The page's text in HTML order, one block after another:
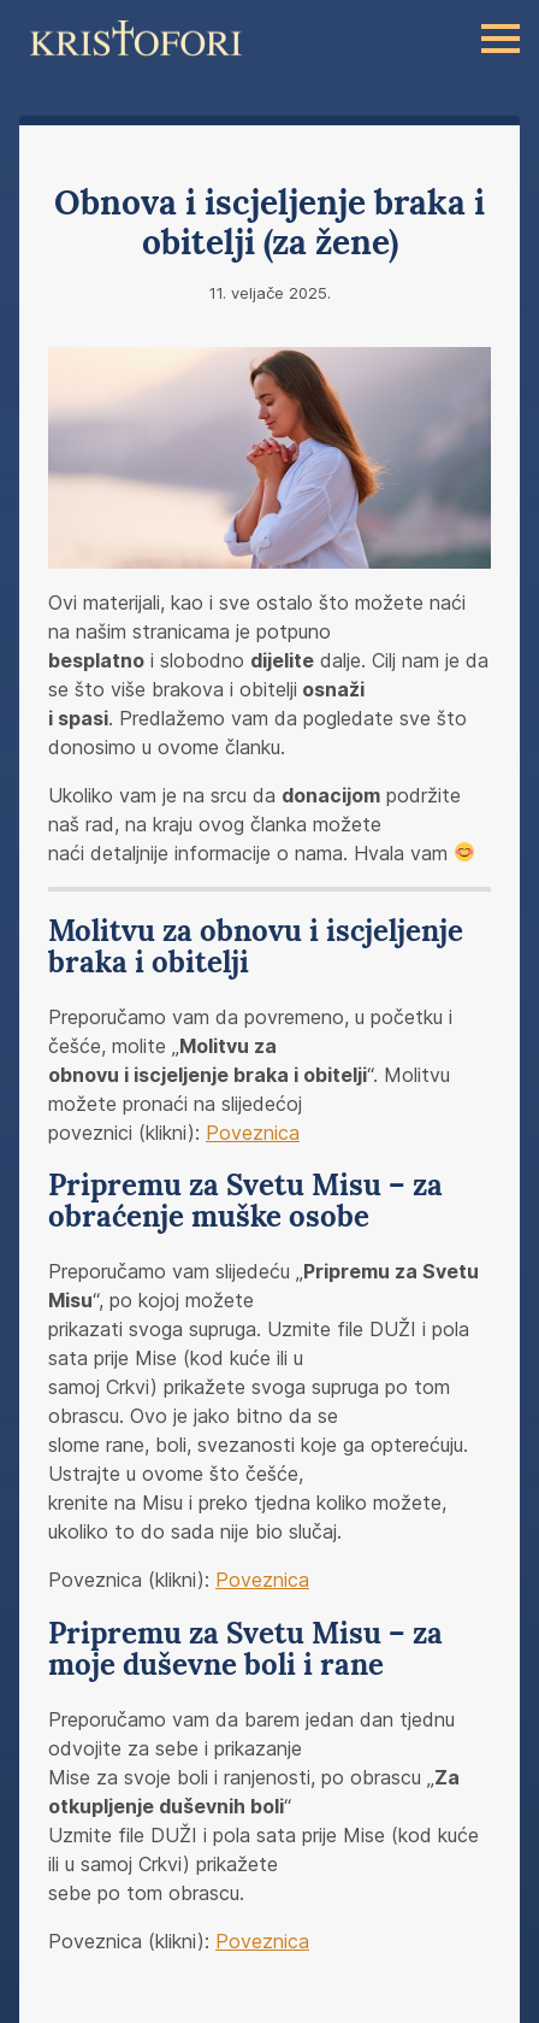
Obnova i iscjeljenje braka i
obitelji (za žene)
11. veljače 2025.
Ovi materijali, kao i sve ostalo što možete naći
na našim stranicama je potpuno
besplatno i slobodno dijelite dalje. Cilj nam je da
se što više brakova i obitelji osnaži
i spasi. Predlažemo vam da pogledate sve što
donosimo u ovome članku.
Ukoliko vam je na srcu da donacijom podržite
naš rad, na kraju ovog članka možete
naći detaljnije informacije o nama. Hvala vam
Molitvu za obnovu i iscjeljenje
braka i obitelji
Preporučamo vam da povremeno, u početku i
češće, molite „ Molitvu za
obnovu i iscjeljenje braka i obitelji“. Molitvu
možete pronaći na slijedećoj
poveznici (klikni): Poveznica
Pripremu za Svetu Misu – za
obraćenje muške osobe
Preporučamo vam slijedeću „Pripremu za Svetu
Misu“, po kojoj možete
prikazati svoga supruga. Uzmite file DUŽI i pola
sata prije Mise (kod kuće ili u
samoj Crkvi) prikažete svoga supruga po tom
obrascu. Ovo je jako bitno da se
slome rane, boli, svezanosti koje ga opterećuju.
Ustrajte u ovome što češće,
krenite na Misu i preko tjedna koliko možete,
ukoliko to do sada nije bio slučaj.
Poveznica (klikni): Poveznica
Pripremu za Svetu Misu – za
moje duševne boli i rane
Preporučamo vam da barem jedan dan tjednu
odvojite za sebe i prikazanje
Mise za svoje boli i ranjenosti, po obrascu „Za
otkupljenje duševnih boli“
Uzmite file DUŽI i pola sata prije Mise (kod kuće
ili u samoj Crkvi) prikažete
sebe po tom obrascu.
Poveznica (klikni): Poveznica